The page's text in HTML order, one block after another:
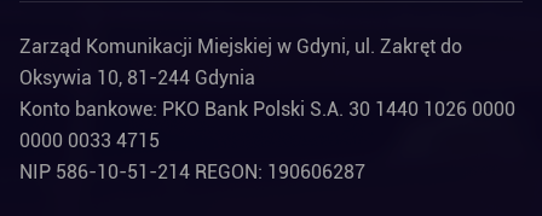
Zarząd Komunikacji Miejskiej w Gdyni, ul. Zakręt do
Oksywia 10, 81-244 Gdynia
Konto bankowe: PKO Bank Polski S.A. 30 1440 1026 0000
0000 0033 4715
NIP 586-10-51-214 REGON: 190606287